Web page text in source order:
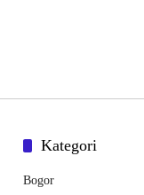
Kategori
Bogor